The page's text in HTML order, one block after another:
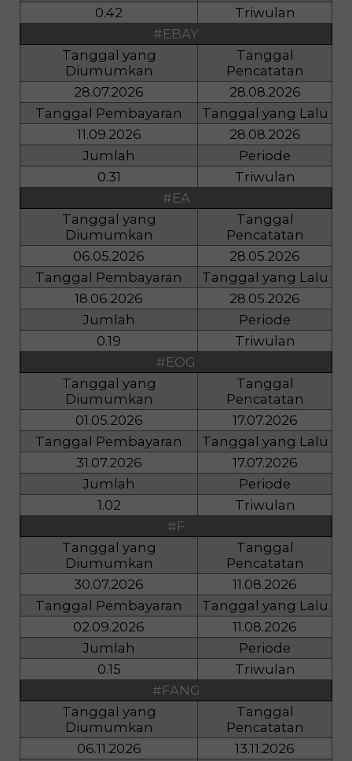
0.42
Triwulan
#EBAY
Tanggal yang
Diumumkan
Tanggal
Pencatatan
28.07.2026
28.08.2026
Tanggal Pembayaran
Tanggal yang Lalu
11.09.2026
28.08.2026
Jumlah
Periode
0.31
Triwulan
#EA
Tanggal yang
Diumumkan
Tanggal
Pencatatan
06.05.2026
28.05.2026
Tanggal Pembayaran
Tanggal yang Lalu
18.06.2026
28.05.2026
Jumlah
Periode
0.19
Triwulan
#EOG
Tanggal yang
Diumumkan
Tanggal
Pencatatan
01.05.2026
17.07.2026
Tanggal Pembayaran
Tanggal yang Lalu
31.07.2026
17.07.2026
Jumlah
Periode
1.02
Triwulan
#F
Tanggal yang
Diumumkan
Tanggal
Pencatatan
30.07.2026
11.08.2026
Tanggal Pembayaran
Tanggal yang Lalu
02.09.2026
11.08.2026
Jumlah
Periode
0.15
Triwulan
#FANG
Tanggal yang
Diumumkan
Tanggal
Pencatatan
06.11.2026
13.11.2026